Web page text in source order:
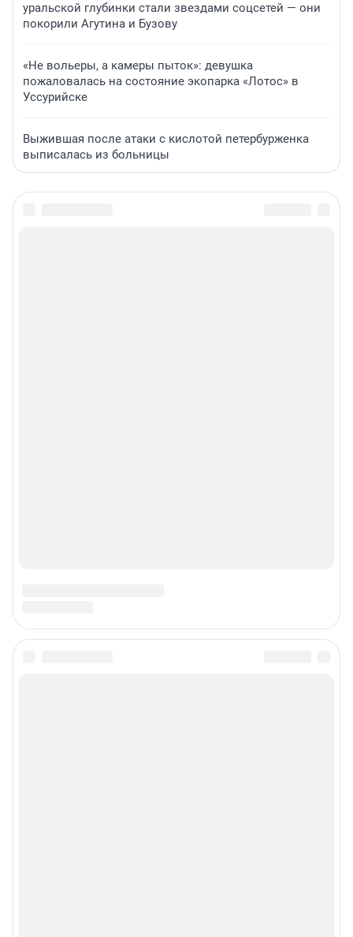
уральской глубинки стали звездами соцсетей — они
покорили Агутина и Бузову
«Не вольеры, а камеры пыток»: девушка
пожаловалась на состояние экопарка «Лотос» в
Уссурийске
Выжившая после атаки с кислотой петербурженка
выписалась из больницы